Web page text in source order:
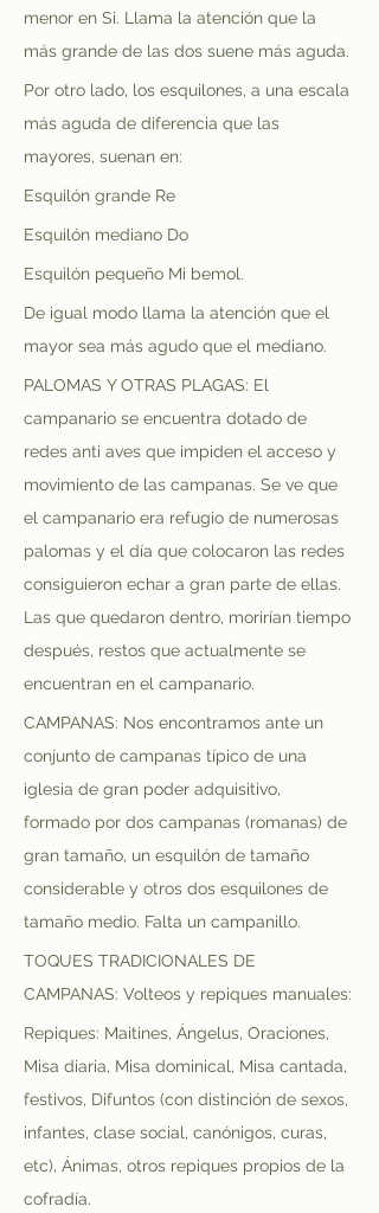
menor en Si. Llama la atención que la
más grande de las dos suene más aguda.
Por otro lado, los esquilones, a una escala
más aguda de diferencia que las
mayores, suenan en:
Esquilón grande Re
Esquilón mediano Do
Esquilón pequeño Mi bemol.
De igual modo llama la atención que el
mayor sea más agudo que el mediano.
PALOMAS Y OTRAS PLAGAS: El
campanario se encuentra dotado de
redes anti aves que impiden el acceso y
movimiento de las campanas. Se ve que
el campanario era refugio de numerosas
palomas y el día que colocaron las redes
consiguieron echar a gran parte de ellas.
Las que quedaron dentro, morirían tiempo
después, restos que actualmente se
encuentran en el campanario.
CAMPANAS: Nos encontramos ante un
conjunto de campanas típico de una
iglesia de gran poder adquisitivo,
formado por dos campanas (romanas) de
gran tamaño, un esquilón de tamaño
considerable y otros dos esquilones de
tamaño medio. Falta un campanillo.
TOQUES TRADICIONALES DE
CAMPANAS: Volteos y repiques manuales:
Repiques: Maitines, Ángelus, Oraciones,
Misa diaria, Misa dominical, Misa cantada,
festivos, Difuntos (con distinción de sexos,
infantes, clase social, canónigos, curas,
etc), Ánimas, otros repiques propios de la
cofradía.